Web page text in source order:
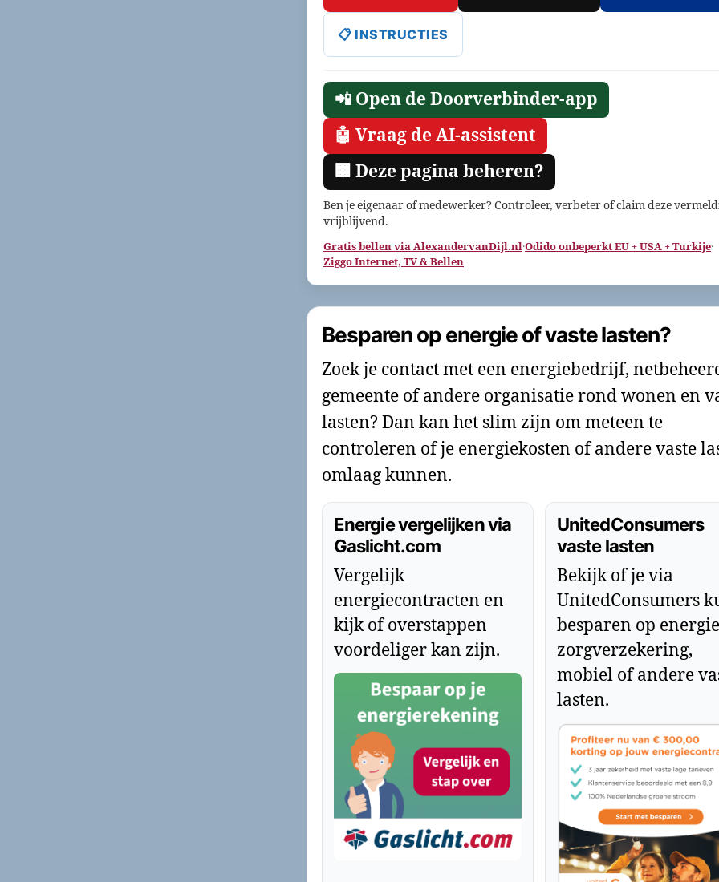
📋 INSTRUCTIES
📲 Open de Doorverbinder-app
🤖 Vraag de AI-assistent
🏢 Deze pagina beheren?
Ben je eigenaar of medewerker? Controleer, verbeter of claim deze
vrijblijvend.
Gratis bellen via AlexandervanDijl.nl·Odido onbeperkt EU + USA + Turkije·
Ziggo Internet, TV & Bellen
Besparen op energie of vaste lasten?
Zoek je contact met een energiebedrijf,
gemeente of andere organisatie rond wonen en
lasten? Dan kan het slim zijn om meteen te
controleren of je energiekosten of andere vaste
omlaag kunnen.
Energie vergelijken via
Gaslicht.com
Vergelijk
energiecontracten en
kijk of overstappen
voordeliger kan zijn.
UnitedConsumers
vaste lasten
Bekijk of je via
UnitedConsumers
besparen op
zorgverzekering,
mobiel of andere
lasten.